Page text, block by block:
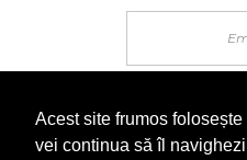
Acest site frumos
vei continua să îl